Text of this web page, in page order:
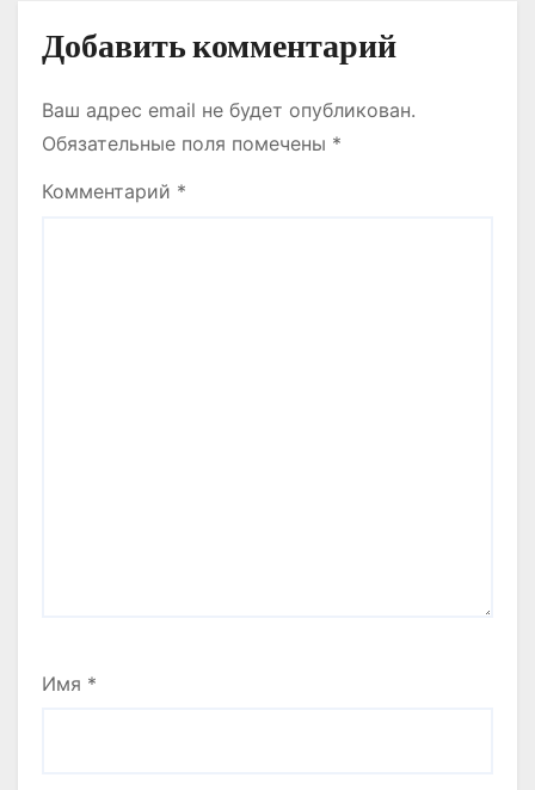
Добавить комментарий
Ваш адрес email не будет опубликован.
Обязательные поля помечены *
Комментарий *
Имя *